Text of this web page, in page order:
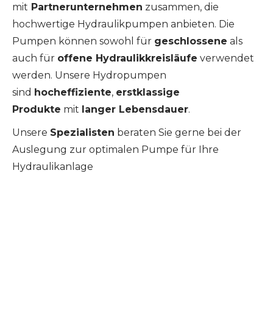
mit Partnerunternehmen zusammen, die
hochwertige Hydraulikpumpen anbieten. Die
Pumpen können sowohl für geschlossene als
auch für offene Hydraulikkreisläufe verwendet
werden. Unsere Hydropumpen
sind hocheffiziente, erstklassige
Produkte mit langer Lebensdauer.
Unsere Spezialisten beraten Sie gerne bei der
Auslegung zur optimalen Pumpe für Ihre
Hydraulikanlage